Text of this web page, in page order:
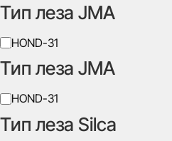
Тип леза JMA
Тип
леза
JMA
HOND-31
Тип леза JMA
Тип
леза
JMA
HOND-31
Тип леза Silca